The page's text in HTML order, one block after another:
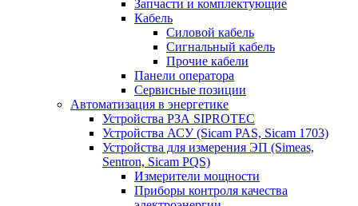
Запчасти и комплектующие
Кабель
Силовой кабель
Сигнальный кабель
Прочие кабели
Панели оператора
Сервисные позиции
Автоматизация в энергетике
Устройства РЗА SIPROTEC
Устройства АСУ (Sicam PAS, Sicam 1703)
Устройства для измерения ЭП (Simeas,
Sentron, Sicam PQS)
Измерители мощности
Приборы контроля качества